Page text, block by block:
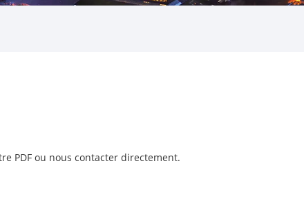
PDF ou nous contacter directement.